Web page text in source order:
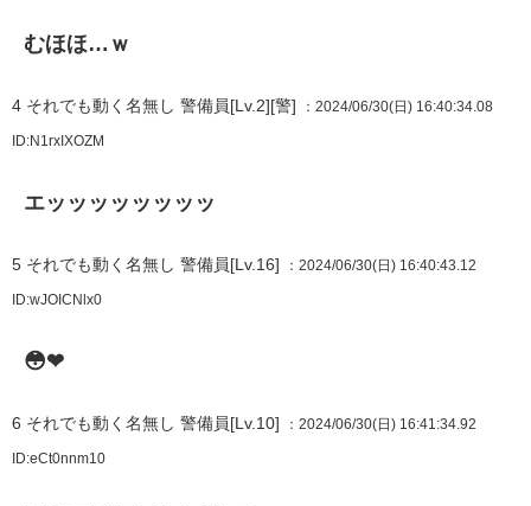
むほほ…ｗ
4 それでも動く名無し 警備員[Lv.2][警] ：2024/06/30(日) 16:40:34.08
ID:N1rxIXOZM
エッッッッッッッッ
5 それでも動く名無し 警備員[Lv.16] ：2024/06/30(日) 16:40:43.12
ID:wJOICNlx0
😳❤
6 それでも動く名無し 警備員[Lv.10] ：2024/06/30(日) 16:41:34.92
ID:eCt0nnm10